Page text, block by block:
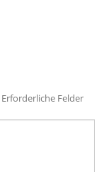
Erforderliche Felder